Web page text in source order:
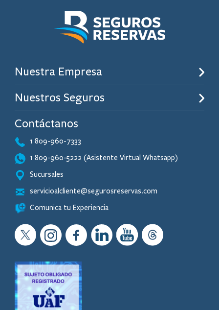
Nuestra Empresa
Nuestros Seguros
Contáctanos
1 809-960-7333
1 809-960-5222 (Asistente Virtual Whatsapp)
Sucursales
servicioalcliente@segurosreservas.com
Comunica tu Experiencia